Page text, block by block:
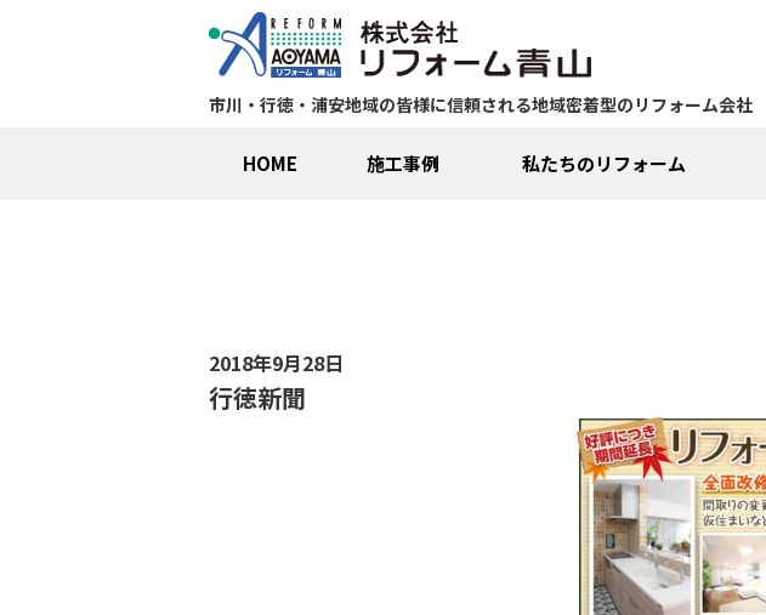
市川・行徳・浦安地域の皆様に信頼される地域密着型のリフォーム会社
HOME 施工事例 私たちのリフォーム
2018年9月28日
行徳新聞